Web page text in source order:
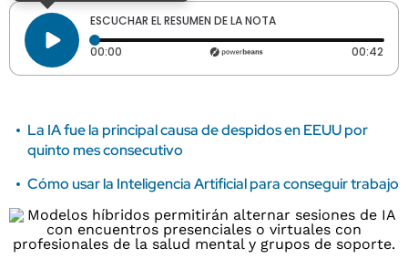
ESCUCHAR EL RESUMEN DE LA NOTA
00:00 Tiempo transcurrido: 0 segundos 00:42
La IA fue la principal causa de despidos en EEUU por
quinto mes consecutivo
Cómo usar la Inteligencia Artificial para conseguir trabajo